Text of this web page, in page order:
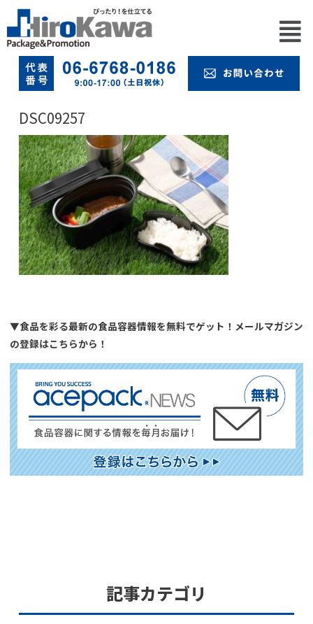
DSC09257
▼食品を彩る最新の食品容器情報を無料でゲット！メールマガジン
の登録はこちらから！
記事カテゴリ